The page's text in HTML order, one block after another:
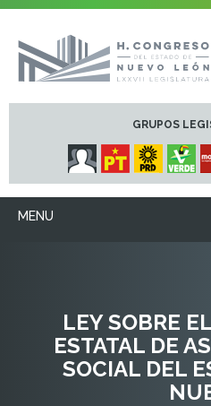
GRUPOS
MENU
LEY SOBRE
ESTATAL DE
SOCIAL DEL